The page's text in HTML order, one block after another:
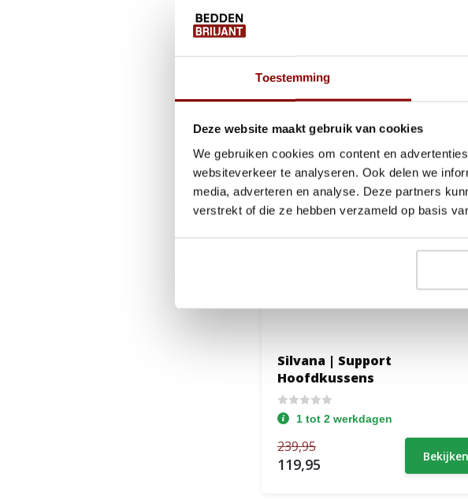
Toestemming
Deze website maakt gebruik van cookies
We gebruiken cookies om content en
websiteverkeer te analyseren. Ook delen we
media, adverteren en analyse. Deze partners
verstrekt of die ze hebben verzameld op basis
17,95
Silvana | Support
Hoofdkussens
1 tot 2 werkdagen
239,95
119,95 Bekijken